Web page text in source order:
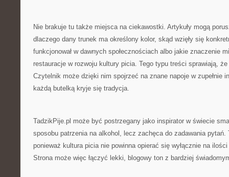
Nie brakuje tu także miejsca na ciekawostki. Artykuły mogą
dlaczego dany trunek ma określony kolor, skąd wzięły się
funkcjonował w dawnych społecznościach albo jakie znaczenie
restauracje w rozwoju kultury picia. Tego typu treści sprawiają,
Czytelnik może dzięki nim spojrzeć na znane napoje w zupełnie
każdą butelką kryje się tradycja.
TadzikPije.pl może być postrzegany jako inspirator w świecie
sposobu patrzenia na alkohol, lecz zachęca do zadawania pytań.
ponieważ kultura picia nie powinna opierać się wyłącznie na
Strona może więc łączyć lekki, blogowy ton z bardziej